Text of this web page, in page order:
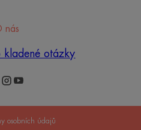
nás
kladené otázky
osobních údajů